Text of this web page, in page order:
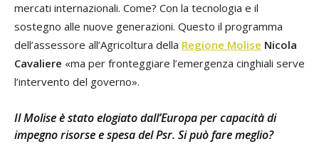
mercati internazionali. Come? Con la tecnologia e il
sostegno alle nuove generazioni. Questo il programma
dell’assessore all’Agricoltura della Regione Molise Nicola
Cavaliere «ma per fronteggiare l’emergenza cinghiali serve
l’intervento del governo».
Il Molise è stato elogiato dall’Europa per capacità di
impegno risorse e spesa del Psr. Si può fare meglio?